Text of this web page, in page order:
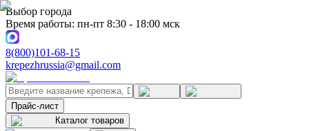
Выбор города
Время работы: пн-пт 8:30 - 18:00 мск
8(800)101-68-15
krepezhrussia@gmail.com
Прайс-лист
Каталог товаров